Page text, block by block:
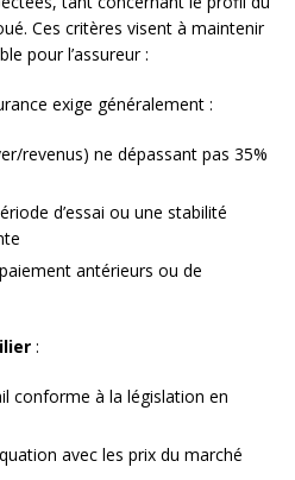
Ces critères visent à maintenir
pour l’assureur :
exige généralement :
revenus) ne dépassant pas 35%
d’essai ou une stabilité
paiement antérieurs ou de
:
conforme à la législation en
avec les prix du marché